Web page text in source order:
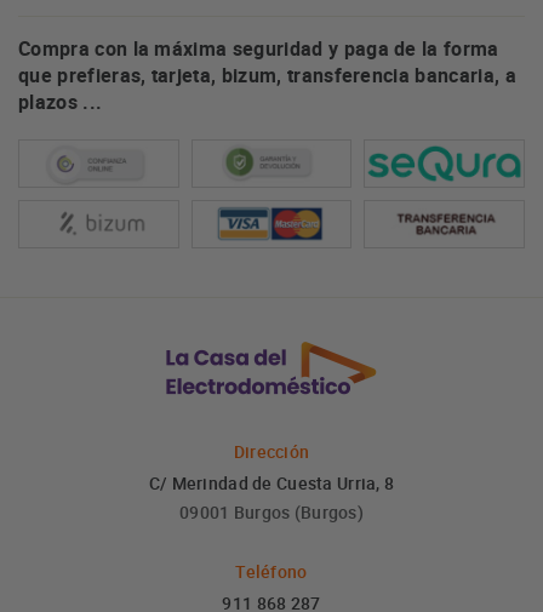
Compra con la máxima seguridad y paga de la forma
que prefieras, tarjeta, bizum, transferencia bancaria, a
plazos ...
Dirección
C/ Merindad de Cuesta Urria, 8
09001 Burgos (Burgos)
Teléfono
911 868 287